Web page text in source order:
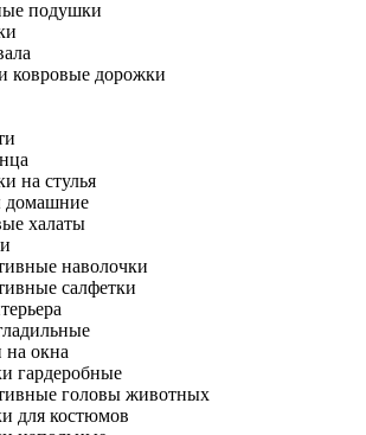
подушки
ковровые дорожки
на стулья
домашние
халаты
наволочки
салфетки
окна
гардеробные
головы животных
для костюмов